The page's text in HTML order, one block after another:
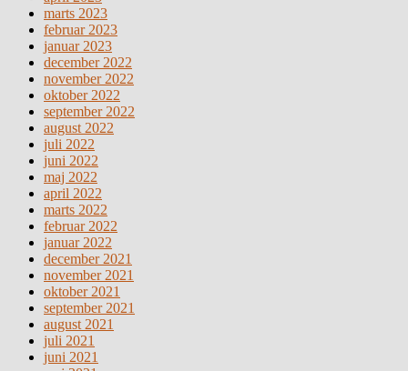
marts 2023
februar 2023
januar 2023
december 2022
november 2022
oktober 2022
september 2022
august 2022
juli 2022
juni 2022
maj 2022
april 2022
marts 2022
februar 2022
januar 2022
december 2021
november 2021
oktober 2021
september 2021
august 2021
juli 2021
juni 2021